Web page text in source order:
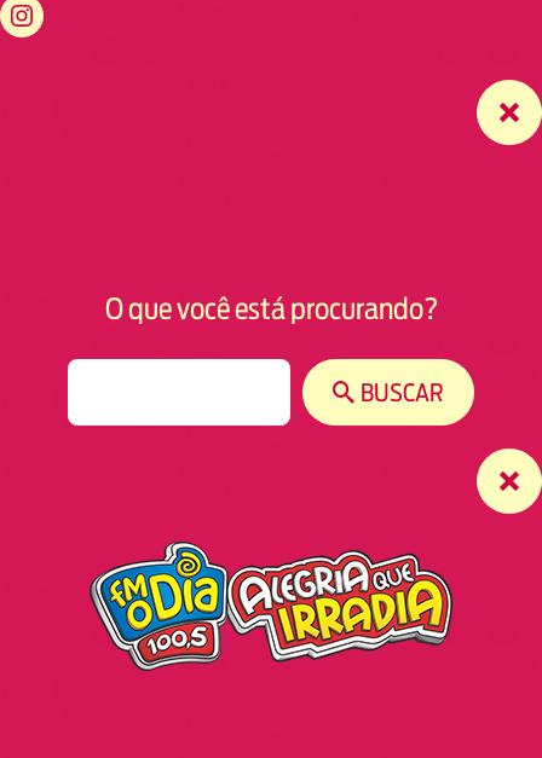
https://www.instagram.com/fmodiaresende
O que você está procurando?
BUSCAR